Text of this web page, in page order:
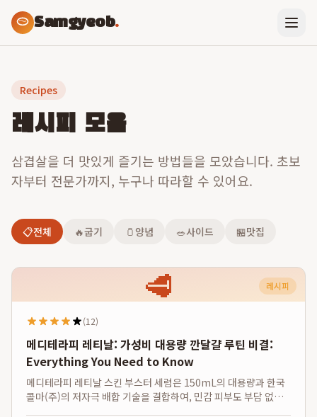
Samgyeob.
Recipes
레시피 모음
삼겹살을 더 맛있게 즐기는 방법들을 모았습니다. 초보
자부터 전문가까지, 누구나 따라할 수 있어요.
📋전체 🔥굽기 🫙 양념 🥗사이드 🏪맛집
🥩 레시피
(12)
메디테라피 레티날: 가성비 대용량 깐달걀 루틴 비결:
Everything You Need to Know
메디테라피 레티날 스킨 부스터 세럼은 150mL의 대용량과 한국
콜마(주)의 저자극 배합 기술을 결합하여, 민감 피부도 부담 없이